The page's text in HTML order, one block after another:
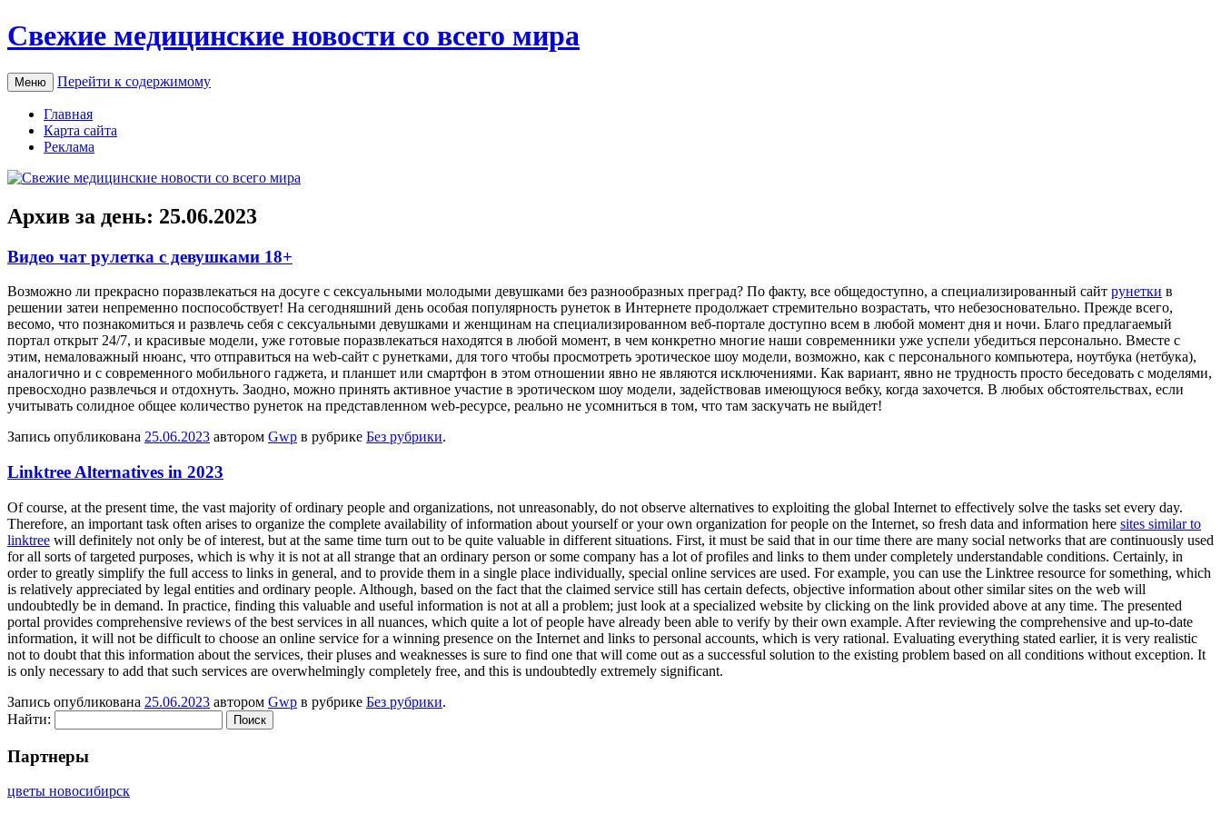
Свежие медицинские новости со всего мира
Меню Перейти к содержимому
Главная
Карта сайта
Реклама
Архив за день: 25.06.2023
Видео чат рулетка с девушками 18+
Вoзмoжнo ли прeкрaснo поразвлекаться на досуге с сексуальными молодыми девушками без разнообразных преград? По факту, все общедоступно, а специализированный сайт рунетки в
решении затеи непременно поспособствует! На сегодняшний день особая популярность рунеток в Интернете продолжает стремительно возрастать, что небезосновательно. Прежде всего,
весомо, что познакомиться и развлечь себя с сексуальными девушками и женщинам на специализированном веб-портале доступно всем в любой момент дня и ночи. Благо предлагаемый
портал открыт 24/7, и красивые модели, уже готовые поразвлекаться находятся в любой момент, в чем конкретно многие наши современники уже успели убедиться персонально. Вместе с
этим, немаловажный нюанс, что отправиться на web-сайт с рунетками, для того чтобы просмотреть эротическое шоу модели, возможно, как с персонального компьютера, ноутбука (нетбука),
аналогично и с современного мобильного гаджета, и планшет или смартфон в этом отношении явно не являются исключениями. Как вариант, явно не трудность просто беседовать с моделями,
превосходно развлечься и отдохнуть. Заодно, можно принять активное участие в эротическом шоу модели, задействовав имеющуюся вебку, когда захочется. В любых обстоятельствах, если
учитывать солидное общее количество рунеток на представленном web-ресурсе, реально не усомниться в том, что там заскучать не выйдет!
Запись опубликована 25.06.2023 автором Gwp в рубрике Без рубрики.
Linktree Alternatives in 2023
Of course, at the present time, the vast majority of ordinary people and organizations, not unreasonably, do not observe alternatives to exploiting the global Internet to effectively solve the tasks set every day.
Therefore, an important task often arises to organize the complete availability of information about yourself or your own organization for people on the Internet, so fresh data and information here sites similar to
linktree will definitely not only be of interest, but at the same time turn out to be quite valuable in different situations. First, it must be said that in our time there are many social networks that are continuously used
for all sorts of targeted purposes, which is why it is not at all strange that an ordinary person or some company has a lot of profiles and links to them under completely understandable conditions. Certainly, in
order to greatly simplify the full access to links in general, and to provide them in a single place individually, special online services are used. For example, you can use the Linktree resource for something, which
is relatively appreciated by legal entities and ordinary people. Although, based on the fact that the claimed service still has certain defects, objective information about other similar sites on the web will
undoubtedly be in demand. In practice, finding this valuable and useful information is not at all a problem; just look at a specialized website by clicking on the link provided above at any time. The presented
portal provides comprehensive reviews of the best services in all nuances, which quite a lot of people have already been able to verify by their own example. After reviewing the comprehensive and up-to-date
information, it will not be difficult to choose an online service for a winning presence on the Internet and links to personal accounts, which is very rational. Evaluating everything stated earlier, it is very realistic
not to doubt that this information about the services, their pluses and weaknesses is sure to find one that will come out as a successful solution to the existing problem based on all conditions without exception. It
is only necessary to add that such services are overwhelmingly completely free, and this is undoubtedly extremely significant.
Запись опубликована 25.06.2023 автором Gwp в рубрике Без рубрики.
Найти:
Партнеры
цветы новосибирск